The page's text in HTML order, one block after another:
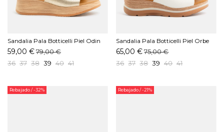
Sandalia Pala Botticelli Piel Odin
Oro
59,00 €79,00 €
36 37 38 39 40 41
Sandalia Pala Botticelli Piel Orbe
Blanco
65,00 € 75,00 €
36 37 38 39 40 41
Rebajado/ -32% Rebajado/ -21%